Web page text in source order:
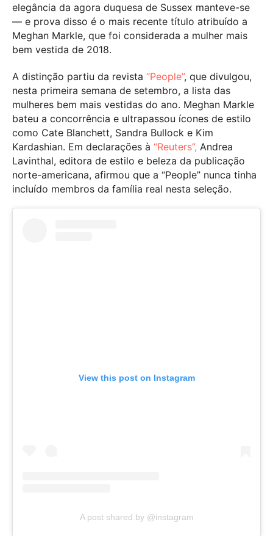
elegância da agora duquesa de Sussex manteve-se
— e prova disso é o mais recente título atribuído a
Meghan Markle, que foi considerada a mulher mais
bem vestida de 2018.
A distinção partiu da revista “People”, que divulgou,
nesta primeira semana de setembro, a lista das
mulheres bem mais vestidas do ano. Meghan Markle
bateu a concorrência e ultrapassou ícones de estilo
como Cate Blanchett, Sandra Bullock e Kim
Kardashian. Em declarações à “Reuters”, Andrea
Lavinthal, editora de estilo e beleza da publicação
norte-americana, afirmou que a “People” nunca tinha
incluído membros da família real nesta seleção.
View this post on Instagram
A post shared by @instagram